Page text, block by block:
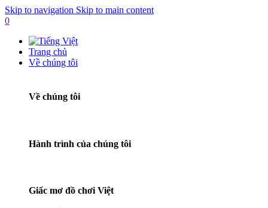
Skip to navigation Skip to main content
0
Trang chủ
Về chúng tôi
Về chúng tôi
Hành trình của chúng tôi
Giấc mơ đồ chơi Việt